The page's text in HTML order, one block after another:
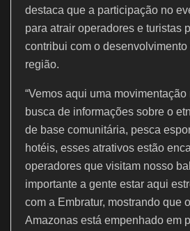
destaca que a participação no
para atrair operadores e turistas
contribui com o
região.
“Vemos aqui uma
busca de informações sobre o
de base comunitária, pesca
hotéis, esses atrativos estão
operadores que visitam nosso
importante a gente estar aqui
com a Embratur, mostrando que
Amazonas está empenhado em